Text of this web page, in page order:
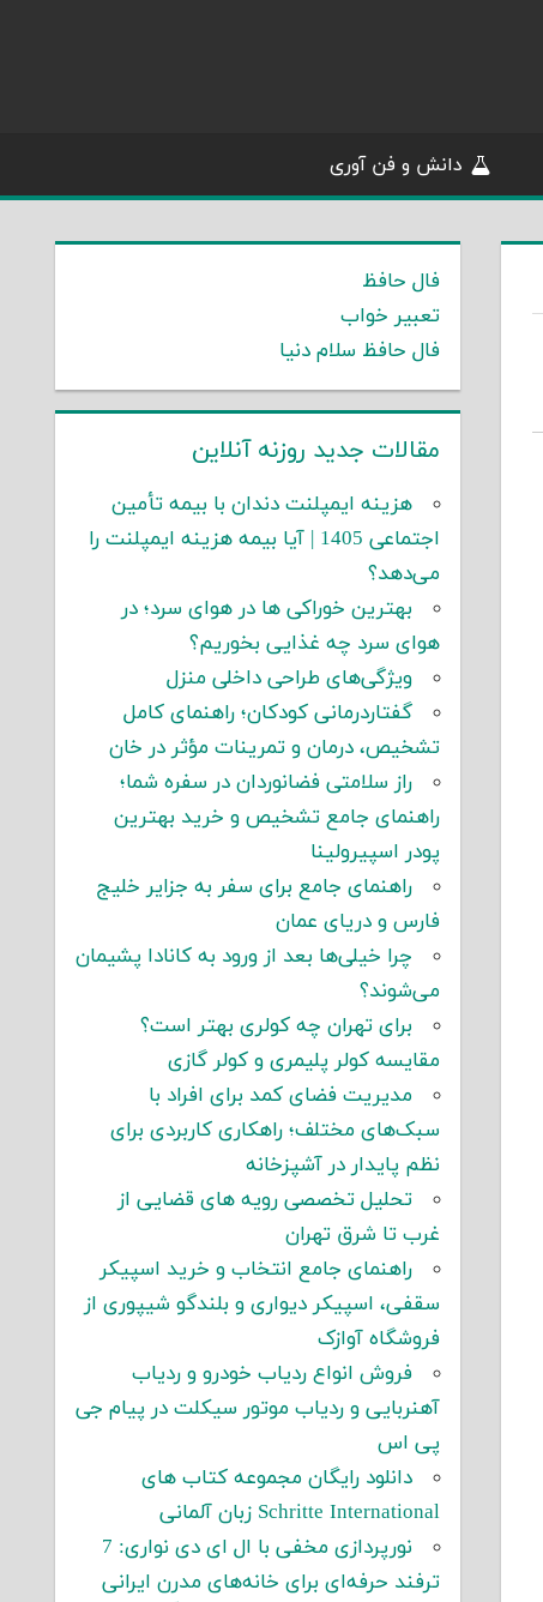
دانش و فن آوری
فال حافظ
تعبیر خواب
فال حافظ سلام دنیا
مقالات جدید روزنه آنلاین
هزینه ایمپلنت دندان با بیمه تأمین
اجتماعی 1405 | آیا بیمه هزینه ایمپلنت را
می‌دهد؟
بهترین خوراکی ها در هوای سرد؛ در
هوای سرد چه غذایی بخوریم؟
ویژگی‌های طراحی داخلی منزل
گفتاردرمانی کودکان؛ راهنمای کامل
تشخیص، درمان و تمرینات مؤثر در خان
راز سلامتی فضانوردان در سفره شما؛
راهنمای جامع تشخیص و خرید بهترین
پودر اسپیرولینا
راهنمای جامع برای سفر به جزایر خلیج
فارس و دریای عمان
چرا خیلی‌ها بعد از ورود به کانادا پشیمان
می‌شوند؟
برای تهران چه کولری بهتر است؟
مقایسه کولر پلیمری و کولر گازی
مدیریت فضای کمد برای افراد با
سبک‌های مختلف؛ راهکاری کاربردی برای
نظم پایدار در آشپزخانه
تحلیل تخصصی رویه های قضایی از
غرب تا شرق تهران
راهنمای جامع انتخاب و خرید اسپیکر
سقفی، اسپیکر دیواری و بلندگو شیپوری از
فروشگاه آوازک
فروش انواع ردیاب خودرو و ردیاب
آهنربایی و ردیاب موتور سیکلت در پیام جی
پی اس
دانلود رایگان مجموعه کتاب های
Schritte International زبان آلمانی
نورپردازی مخفی با ال ای دی نواری: 7
ترفند حرفه‌ای برای خانه‌های مدرن ایرانی